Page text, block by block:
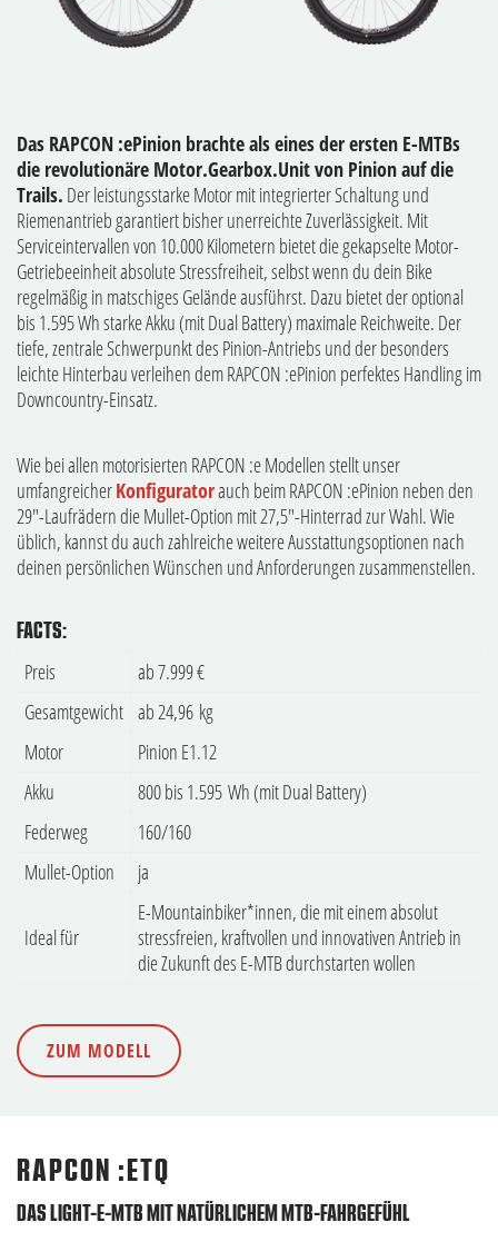
Das RAPCON :ePinion brachte als eines der ersten E-MTBs
die revolutionäre Motor.Gearbox.Unit von Pinion auf die
Trails. Der leistungsstarke Motor mit integrierter Schaltung und
Riemenantrieb garantiert bisher unerreichte Zuverlässigkeit. Mit
Serviceintervallen von 10.000 Kilometern bietet die gekapselte Motor-
Getriebeeinheit absolute Stressfreiheit, selbst wenn du dein Bike
regelmäßig in matschiges Gelände ausführst. Dazu bietet der optional
bis 1.595 Wh starke Akku (mit Dual Battery) maximale Reichweite. Der
tiefe, zentrale Schwerpunkt des Pinion-Antriebs und der besonders
leichte Hinterbau verleihen dem RAPCON :ePinion perfektes Handling im
Downcountry-Einsatz.
Wie bei allen motorisierten RAPCON :e Modellen stellt unser
umfangreicherKonfiguratorauch beim RAPCON :ePinion neben den
29"-Laufrädern die Mullet-Option mit 27,5"-Hinterrad zur Wahl. Wie
üblich, kannst du auch zahlreiche weitere Ausstattungsoptionen nach
deinen persönlichen Wünschen und Anforderungen zusammenstellen.
FACTS:
Preis
ab 7.999 €
Gesamtgewicht ab 24,96 kg
Motor
Pinion E1.12
Akku
800 bis 1.595 Wh (mit Dual Battery)
Federweg
160/160
Mullet-Option
ja
Ideal für
E-Mountainbiker*innen, die mit einem absolut
stressfreien, kraftvollen und innovativen Antrieb in
die Zukunft des E-MTB durchstarten wollen
ZUM MODELL
RAPCON :ETQ
DAS LIGHT-E-MTB MIT NATÜRLICHEM MTB-FAHRGEFÜHL